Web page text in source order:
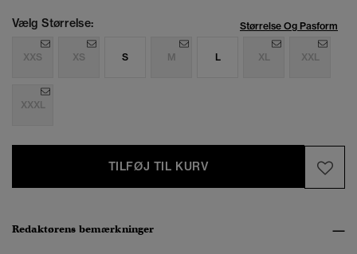
Vælg Størrelse: Størrelse Og Pasform
XXS XS S M L XL XXL
XXXL
TILFØJ TIL KURV
Redaktørens bemærkninger